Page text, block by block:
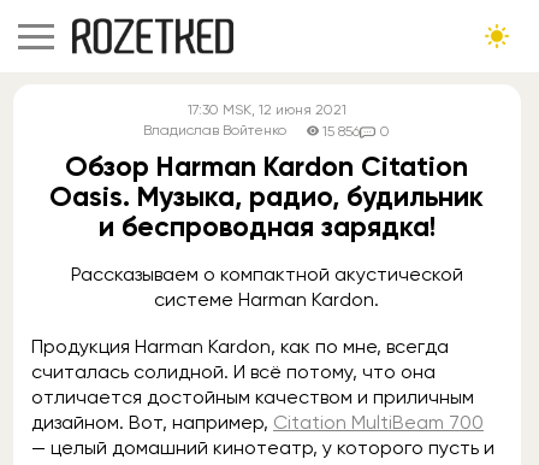
17:30 MSK, 12 июня 2021
Владислав Войтенко
15 856 0
Обзор Harman Kardon Citation
Oasis. Музыка, радио, будильник
и беспроводная зарядка!
Рассказываем о компактной акустической
системе Harman Kardon.
Продукция Harman Kardon, как по мне, всегда
считалась солидной. И всё потому, что она
отличается достойным качеством и приличным
дизайном. Вот, например, Citation MultiBeam 700
— целый домашний кинотеатр, у которого пусть и